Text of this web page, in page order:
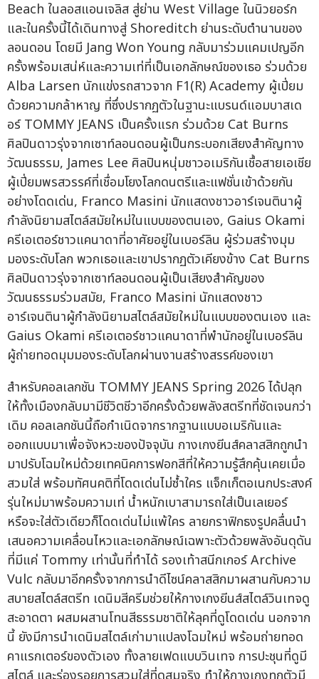
Beach ในลอสแอนเจลิส สู่ย่าน West Village ในนิวยอร์ก
และในครั้งนี้ได้เดินทางสู่ Shoreditch ย่านระดับตำนานของ
ลอนดอน โดยมี Jang Won Young กลับมาร่วมแคมเปญอีก
ครั้งพร้อมเสน่ห์และความเท่ที่เป็นเอกลักษณ์ของเธอ ร่วมด้วย
Alba Larsen นักแข่งรถสาวจาก F1(R) Academy ผู้เปี่ยม
ด้วยความกล้าหาญ ที่ซึ่งปรากฏตัวในฐานะแบรนด์แอมบาสเด
อร์ TOMMY JEANS เป็นครั้งแรก ร่วมด้วย Cat Burns
ศิลปินดาวรุ่งจากเซาท์ลอนดอนผู้เป็นกระบอกเสียงสำคัญทาง
วัฒนธรรม, James Lee ศิลปินหนุ่มชาวอเมริกันเชื้อสายเอเชีย
ผู้เปี่ยมพรสวรรค์ที่เชื่อมโยงโลกดนตรีและแฟชั่นเข้าด้วยกัน
อย่างโดดเด่น, Franco Masini นักแสดงชาวอาร์เจนตินาผู้
กำลังนิยามสไตล์สมัยใหม่ในแบบของตนเอง, Gaius Okami
ครีเอเตอร์ชาวแคนาดาที่อาศัยอยู่ในเบอร์ลิน ผู้ร่วมสร้างมุม
มองระดับโลก พวกเธอและเขาปรากฏตัวเคียงข้าง Cat Burns
ศิลปินดาวรุ่งจากเซาท์ลอนดอนผู้เป็นเสียงสำคัญของ
วัฒนธรรมร่วมสมัย, Franco Masini นักแสดงชาว
อาร์เจนตินาผู้กำลังนิยามสไตล์สมัยใหม่ในแบบของตนเอง และ
Gaius Okami ครีเอเตอร์ชาวแคนาดาที่พำนักอยู่ในเบอร์ลิน
ผู้ถ่ายทอดมุมมองระดับโลกผ่านงานสร้างสรรค์ของเขา
สำหรับคอลเลกชัน TOMMY JEANS Spring 2026 ได้ปลุก
ให้ทั้งเมืองกลับมามีชีวิตชีวาอีกครั้งด้วยพลังสตรีทที่ชัดเจนกว่า
เดิม คอลเลกชันนี้ถือกำเนิดจากรากฐานแบบอเมริกันและ
ออกแบบมาเพื่อจังหวะของปัจจุบัน กางเกงยีนส์คลาสสิกถูกนำ
มาปรับโฉมใหม่ด้วยเทคนิคการฟอกสีที่ให้ความรู้สึกคุ้นเคยเมื่อ
สวมใส่ พร้อมทัศนคติที่โดดเด่นไม่ซ้ำใคร แจ็กเก็ตอเนกประสงค์
รุ่นใหม่มาพร้อมความเท่ น้ำหนักเบาสามารถใส่เป็นเลเยอร์
หรือจะใส่ตัวเดียวก็โดดเด่นไม่แพ้ใคร ลายกราฟิกธงรูปคลื่นนำ
เสนอความเคลื่อนไหวและเอกลักษณ์เฉพาะตัวด้วยพลังอันดุดัน
ที่มีแค่ Tommy เท่านั้นที่ทำได้ รองเท้าสนีกเกอร์ Archive
Vulc กลับมาอีกครั้งจากการนำดีไซน์คลาสสิกมาผสานกับความ
สบายสไตล์สตรีท เดนิมสีครีมช่วยให้กางเกงยีนส์สไตล์วินเทจดู
สะอาดตา ผสมผสานโทนสีธรรมชาติให้ลุคที่ดูโดดเด่น นอกจาก
นี้ ยังมีการนำเดนิมสไตล์เก่ามาแปลงโฉมใหม่ พร้อมถ่ายทอด
คาแรกเตอร์ของตัวเอง ทั้งลายเฟดแบบวินเทจ การปะชุนที่ดูมี